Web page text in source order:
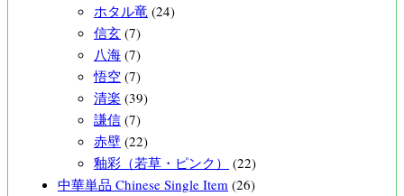
ホタル竜 (24)
信玄 (7)
八海 (7)
悟空 (7)
清楽 (39)
謙信 (7)
赤壁 (22)
釉彩（若草・ピンク）
(22)
中華単品 Chinese Single Item (26)